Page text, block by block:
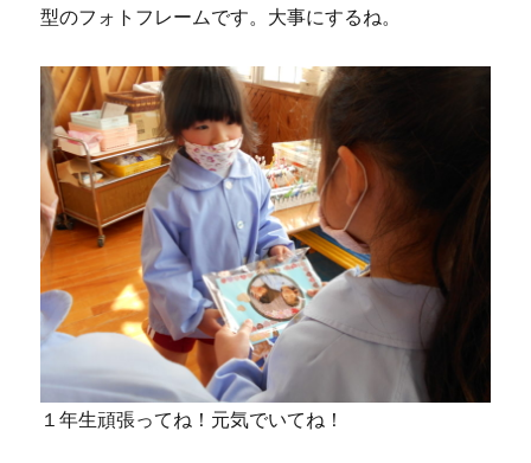
型のフォトフレームです。大事にするね。
１年生頑張ってね！元気でいてね！